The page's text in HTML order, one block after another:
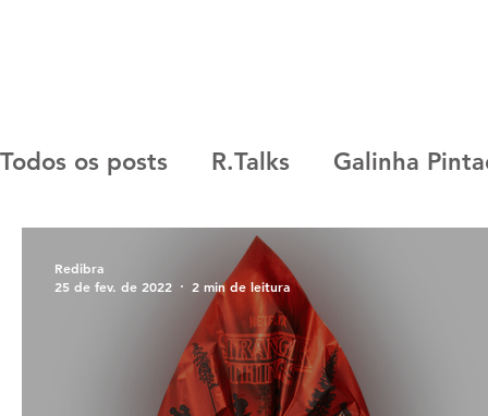
Todos os posts R.Talks Galinha
Now United
R.Lab Any Malu
Redibra
25 de fev. de 2022
2 min de leitura